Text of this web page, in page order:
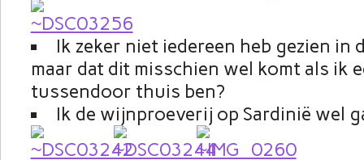
Ik zeker niet iedereen heb gezien in
maar dat dit misschien wel komt als ik
tussendoor thuis ben?
Ik de wijnproeverij op Sardinië wel